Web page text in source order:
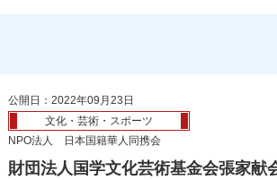
公開日：2022年09月23日
文化・芸術・スポーツ
NPO法人 日本国籍華人同携会
財団法人国学文化芸術基金会張家献